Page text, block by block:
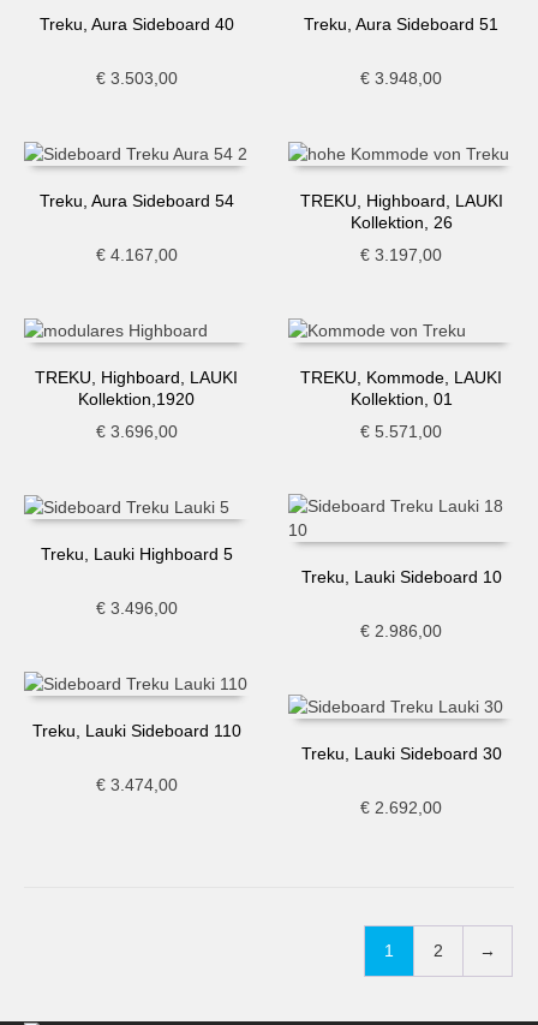
Treku, Aura Sideboard 40
€3.503,00
Treku, Aura Sideboard 51
€ 3.948,00
Treku, Aura Sideboard 54
€4.167,00
TREKU, Highboard, LAUKI
Kollektion, 26
€ 3.197,00
TREKU, Highboard, LAUKI
Kollektion,1920
€3.696,00
TREKU, Kommode, LAUKI
Kollektion, 01
€ 5.571,00
Treku, Lauki Highboard 5
€3.496,00
Treku, Lauki Sideboard 10
€ 2.986,00
Treku, Lauki Sideboard 110
€3.474,00
Treku, Lauki Sideboard 30
€ 2.692,00
1 2 →